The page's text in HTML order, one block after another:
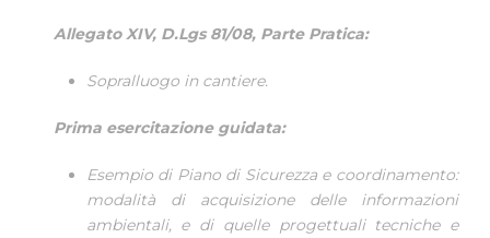
Allegato XIV, D.Lgs 81/08, Parte Pratica:
Sopralluogo in cantiere.
Prima esercitazione guidata:
Esempio di Piano di Sicurezza e coordinamento:
modalità di acquisizione delle informazioni
ambientali, e di quelle progettuali tecniche e